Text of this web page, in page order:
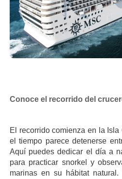
Conoce el recorrido del
El recorrido comienza en la
el tiempo parece detenerse
Aquí puedes dedicar el día a
para practicar snorkel y
marinas en su hábitat